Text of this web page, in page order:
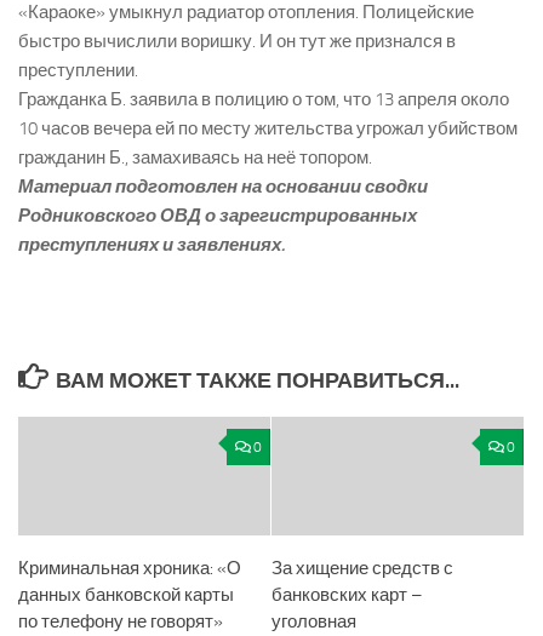
«Караоке» умыкнул радиатор отопления. Полицейские
быстро вычислили воришку. И он тут же признался в
преступлении.
Гражданка Б. заявила в полицию о том, что 13 апреля около
10 часов вечера ей по месту жительства угрожал убийством
гражданин Б., замахиваясь на неё топором.
Материал подготовлен на основании сводки
Родниковского ОВД о зарегистрированных
преступлениях и заявлениях.
ВАМ МОЖЕТ ТАКЖЕ ПОНРАВИТЬСЯ...
0
Криминальная хроника: «О
данных банковской карты
по телефону не говорят»
0
За хищение средств с
банковских карт –
уголовная